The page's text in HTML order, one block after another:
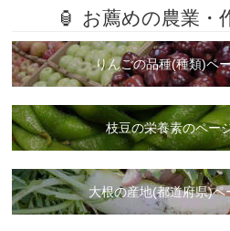
🏮 お薦めの農業・
りんごの品種(種類)ペ
枝豆の栄養素のペー
大根の産地(都道府県)ペ